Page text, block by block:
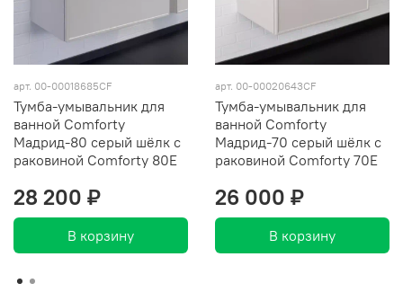
арт. 00-00018685CF
Тумба-умывальник для
ванной Comforty
Мадрид-80 серый шёлк с
раковиной Comforty 80E
28 200 ₽
В корзину
арт. 00-00020643CF
Тумба-умывальник для
ванной Comforty
Мадрид-70 серый шёлк с
раковиной Comforty 70E
26 000 ₽
В корзину